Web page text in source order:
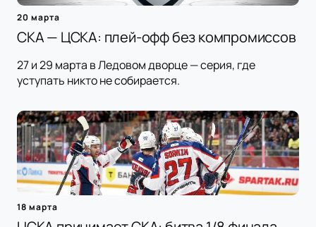
20 марта
СКА — ЦСКА: плей-офф без компромиссов
27 и 29 марта в Ледовом дворце — серия, где
уступать никто не собирается.
18 марта